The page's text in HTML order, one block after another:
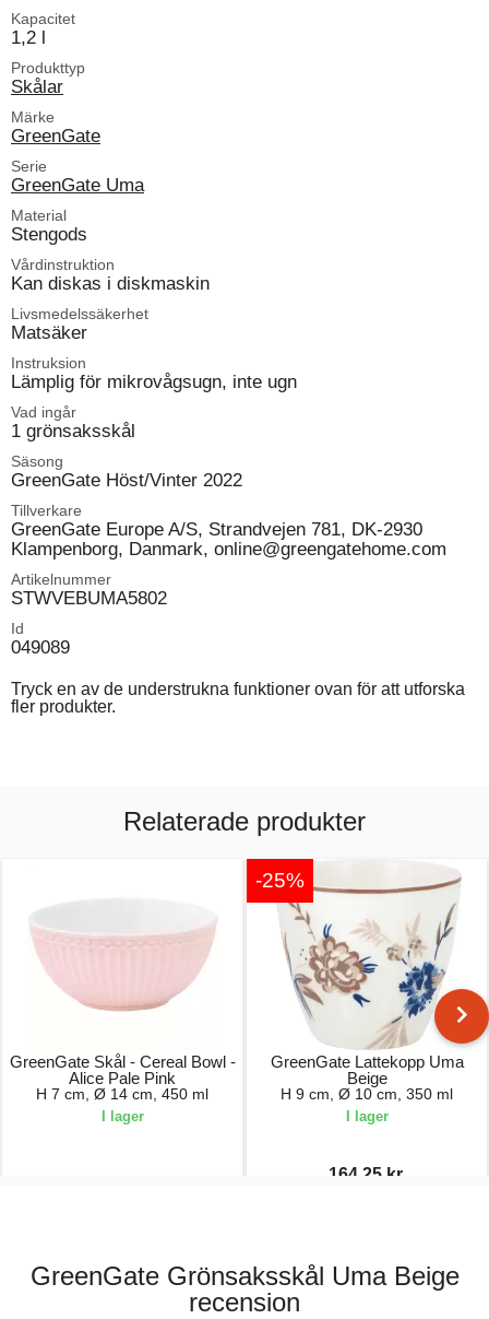
Kapacitet
1,2 l
Produkttyp
Skålar
Märke
GreenGate
Serie
GreenGate Uma
Material
Stengods
Vårdinstruktion
Kan diskas i diskmaskin
Livsmedelssäkerhet
Matsäker
Instruksion
Lämplig för mikrovågsugn, inte ugn
Vad ingår
1 grönsaksskål
Säsong
GreenGate Höst/Vinter 2022
Tillverkare
GreenGate Europe A/S, Strandvejen 781, DK-2930
Klampenborg, Danmark, online@greengatehome.com
Artikelnummer
STWVEBUMA5802
Id
049089
Tryck en av de understrukna funktioner ovan för att utforska
fler produkter.
Relaterade produkter
GreenGate Skål - Cereal Bowl -
Alice Pale Pink
H 7 cm, Ø 14 cm, 450 ml
I lager
-25%
GreenGate Lattekopp Uma
Beige
H 9 cm, Ø 10 cm, 350 ml
I lager
164,25 kr.
GreenGate Grönsaksskål Uma Beige
recension